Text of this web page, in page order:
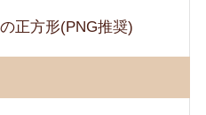
正方形(PNG推奨)